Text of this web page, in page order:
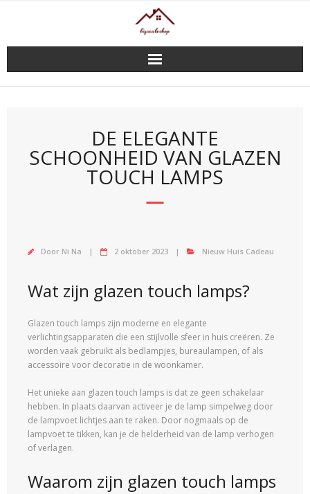
DE ELEGANTE
SCHOONHEID VAN GLAZEN
TOUCH LAMPS
Door Ni Na 2 oktober 2023 Nieuw Huis Cadeau
Wat zijn glazen touch lamps?
Glazen touch lamps zijn moderne en elegante
verlichtingsapparaten die een stijlvolle sfeer in huis creëren. Ze
worden vaak gebruikt als bedlampjes, bureaulampen, of als
accessoire voor decoratie in de woonkamer.
Het unieke aan glazen touch lamps is dat ze geen schakelaar
hebben. In plaats daarvan activeer je de lamp simpelweg door
de lampvoet lichtjes aan te raken. Door nogmaals op de
lampvoet te tikken, kan je de helderheid van de lamp verhogen
of verlagen.
Waarom zijn glazen touch lamps